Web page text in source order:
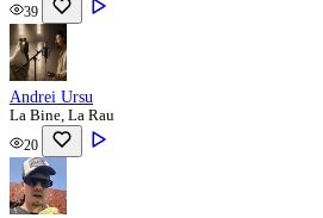
39
Andrei Ursu
La Bine, La Rau
20